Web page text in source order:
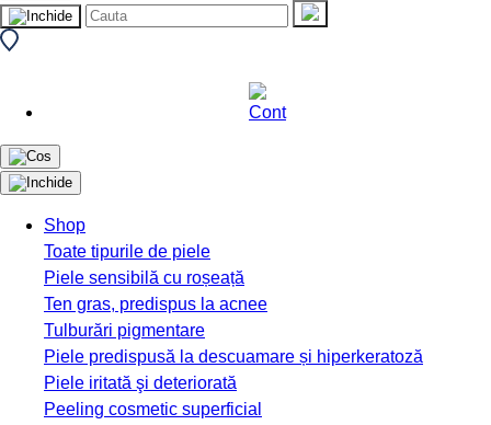
Shop
Toate tipurile de piele
Piele sensibilă cu roșeață
Ten gras, predispus la acnee
Tulburări pigmentare
Piele predispusă la descuamare și hiperkeratoză
Piele iritată şi deteriorată
Peeling cosmetic superficial